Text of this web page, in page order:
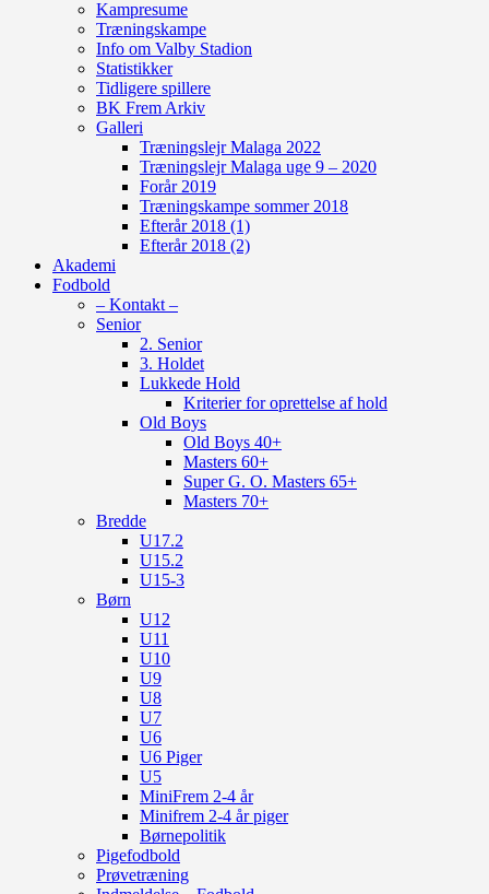
Kampresume
Træningskampe
Info om Valby Stadion
Statistikker
Tidligere spillere
BK Frem Arkiv
Galleri
Træningslejr Malaga 2022
Træningslejr Malaga uge 9 – 2020
Forår 2019
Træningskampe sommer 2018
Efterår 2018 (1)
Efterår 2018 (2)
Akademi
Fodbold
– Kontakt –
Senior
2. Senior
3. Holdet
Lukkede Hold
Kriterier for oprettelse af hold
Old Boys
Old Boys 40+
Masters 60+
Super G. O. Masters 65+
Masters 70+
Bredde
U17.2
U15.2
U15-3
Børn
U12
U11
U10
U9
U8
U7
U6
U6 Piger
U5
MiniFrem 2-4 år
Minifrem 2-4 år piger
Børnepolitik
Pigefodbold
Prøvetræning